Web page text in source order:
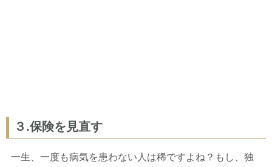
３.保険を見直す
一生、一度も病気を患わない人は稀ですよね？もし、独